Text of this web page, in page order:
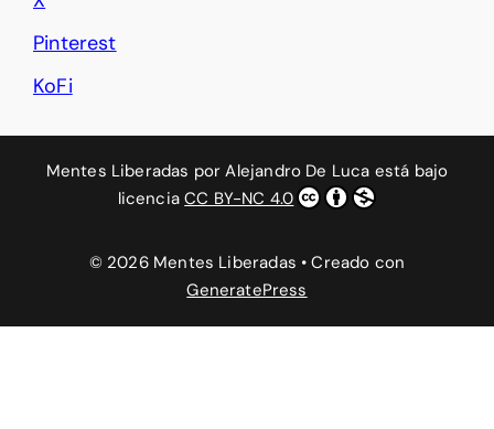
Pinterest
KoFi
Mentes Liberadas porAlejandro De Luca está bajo
licenciaCC BY-NC 4.0
© 2026 Mentes Liberadas • Creado con
GeneratePress